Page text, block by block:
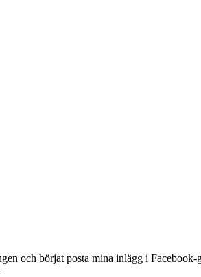
och börjat posta mina inlägg i Facebook-